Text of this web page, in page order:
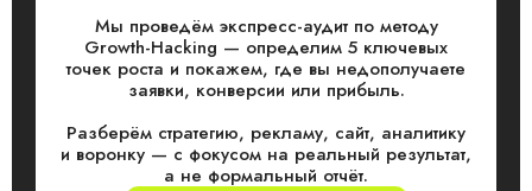
Мы проведём экспресс-аудит по методу
Growth-Hacking — определим 5 ключевых
точек роста и покажем, где вы недополучаете
заявки, конверсии или прибыль.
Разберём стратегию, рекламу, сайт, аналитику
и воронку — с фокусом на реальный результат,
а не формальный отчёт.